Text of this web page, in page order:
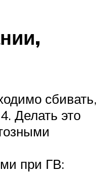
сбивать,
Делать это
при ГВ: